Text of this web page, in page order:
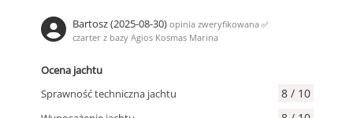
Bartosz (2025-08-30) opinia zweryfikowana ✅
czarter z bazy Agios Kosmas Marina
Ocena jachtu
Sprawność techniczna jachtu
8 / 10